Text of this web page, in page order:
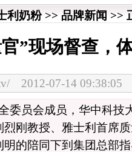
,毕竟母婴产品比较特殊。”
妇幼广场
利奶粉 >> 品牌新闻 >>
”现场督查，
2012-07-14
委员会成员，华中科技
刚教授、雅士利首席
的陪同下到集团总部